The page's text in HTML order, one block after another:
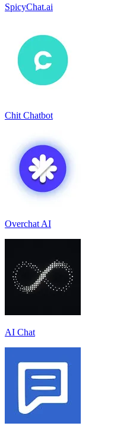
SpicyChat.ai
Chit Chatbot
Overchat AI
AI Chat